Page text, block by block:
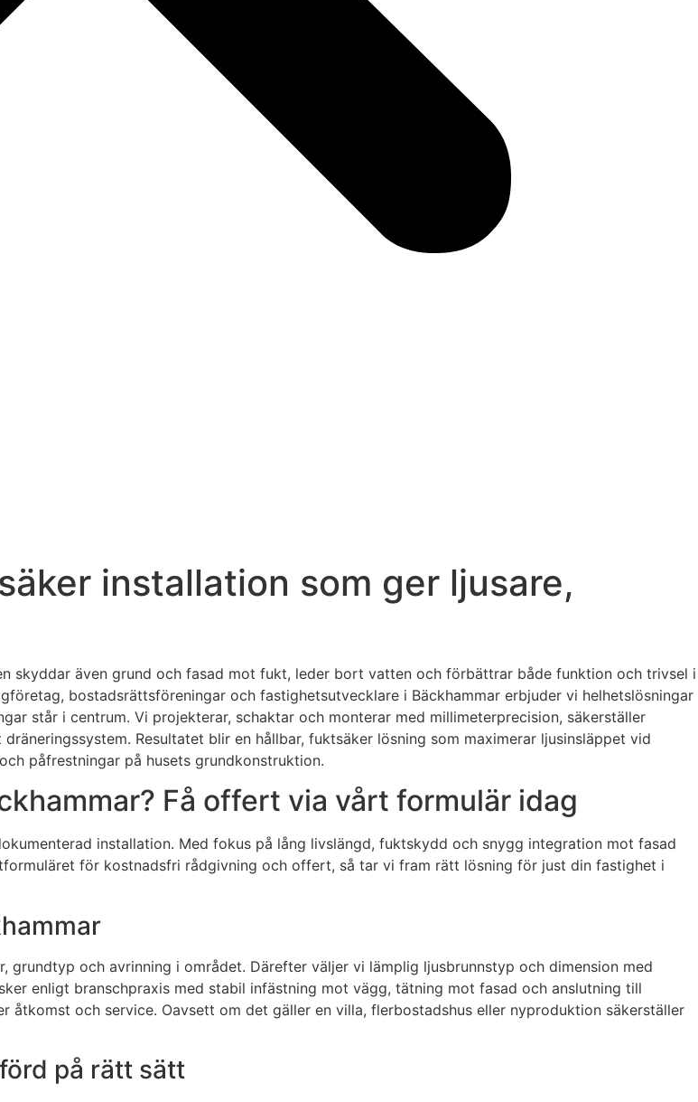
installation som ger ljusare,
skyddar även grund och fasad mot fukt, leder bort vatten och förbättrar både funktion och trivsel i
bostadsrättsföreningar och fastighetsutvecklare i Bäckhammar erbjuder vi helhetslösningar
står i centrum. Vi projekterar, schaktar och monterar med millimeterprecision, säkerställer
Resultatet blir en hållbar, fuktsäker lösning som maximerar ljusinsläppet vid
påfrestningar på husets grundkonstruktion.
Få offert via vårt formulär idag
installation. Med fokus på lång livslängd, fuktskydd och snygg integration mot fasad
för kostnadsfri rådgivning och offert, så tar vi fram rätt lösning för just din fastighet i
och avrinning i området. Därefter väljer vi lämplig ljusbrunnstyp och dimension med
enligt branschpraxis med stabil infästning mot vägg, tätning mot fasad och anslutning till
och service. Oavsett om det gäller en villa, flerbostadshus eller nyproduktion säkerställer
på rätt sätt